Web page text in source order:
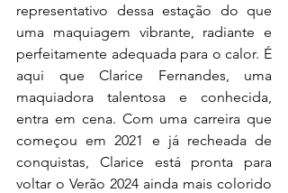
representativo dessa estação do que
uma maquiagem vibrante, radiante e
perfeitamente adequada para o calor. É
aqui que Clarice Fernandes, uma
maquiadora talentosa e conhecida,
entra em cena. Com uma carreira que
começou em 2021 e já recheada de
conquistas, Clarice está pronta para
voltar o Verão 2024 ainda mais colorido